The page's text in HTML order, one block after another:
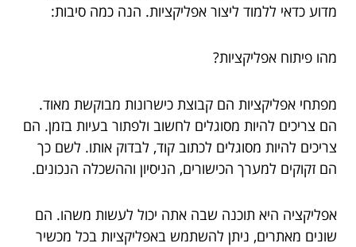
מדוע כדאי ללמוד ליצור אפליקציות. הנה כמה סיבות:
מהו פיתוח אפליקציות?
מפתחי אפליקציות הם קבוצת כישרונות מבוקשת מאוד.
הם צריכים להיות מסוגלים לחשוב ולפתור בעיות בזמן. הם
צריכים להיות מסוגלים לכתוב קוד, לבדוק אותו. לשם כך
הם זקוקים למערך הכישורים, הניסיון וההשכלה הנכונים.
אפליקציה היא תוכנה שבה אתה יכול לעשות משהו. הם
שונים מאתרים, ניתן להשתמש באפליקציות בכל מכשיר